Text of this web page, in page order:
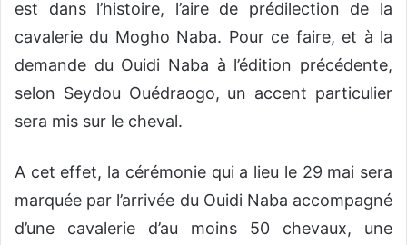
est dans l’histoire, l’aire de prédilection de la
cavalerie du Mogho Naba. Pour ce faire, et à la
demande du Ouidi Naba à l’édition précédente,
selon Seydou Ouédraogo, un accent particulier
sera mis sur le cheval.
A cet effet, la cérémonie qui a lieu le 29 mai sera
marquée par l’arrivée du Ouidi Naba accompagné
d’une cavalerie d’au moins 50 chevaux, une